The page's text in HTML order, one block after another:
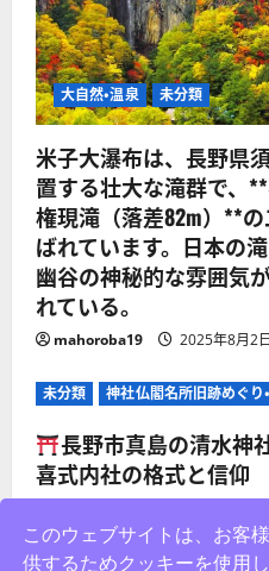
大自然・温泉 未分類
米子大瀑布は、長野県
置する壮大な滝群で、
権現滝（落差82m）**
ばれています。日本の
幽谷の神秘的な雰囲気
れている。
mahoroba19 2025年8月2日
未分類 神社仏閣名所旧跡めぐり
長野市真島の清水神
喜式内社の格式と信仰
このウェブサイトは、お客
供するためクッキーを使用し